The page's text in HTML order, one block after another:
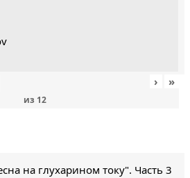
из 12
› »
на глухарином току". Часть 3